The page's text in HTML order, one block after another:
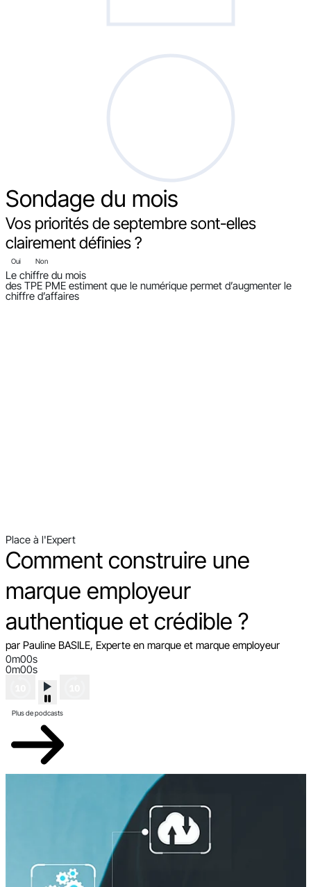
Sondage du mois
Vos priorités de septembre sont-elles
clairement définies ?
Oui Non
Le chiffre du mois
des TPE PME estiment que le numérique permet d’augmenter le
chiffre d’affaires
Place à l'Expert
Comment construire une
marque employeur
authentique et crédible ?
par Pauline BASILE, Experte en marque et marque employeur
0m00s
0m00s
Plus de podcasts